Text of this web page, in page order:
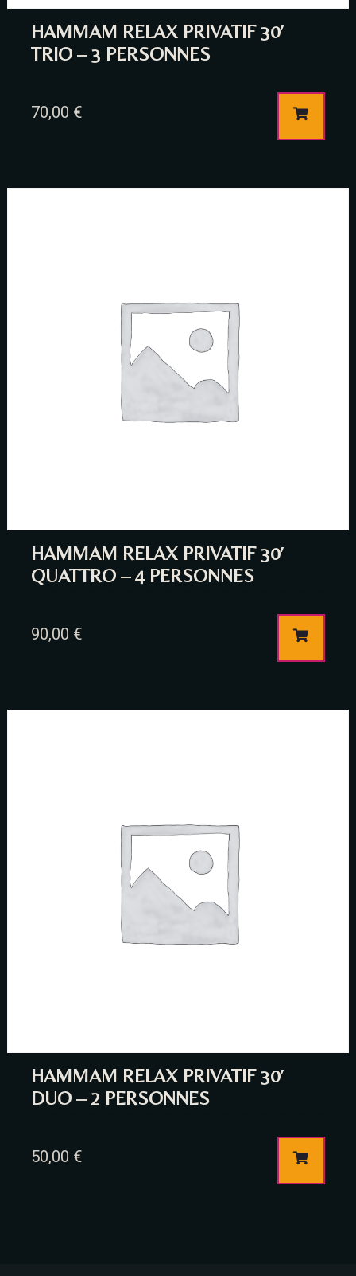
HAMMAM RELAX PRIVATIF 30′
TRIO – 3 PERSONNES
70,00 €
HAMMAM RELAX PRIVATIF 30′
QUATTRO – 4 PERSONNES
90,00 €
HAMMAM RELAX PRIVATIF 30′
DUO – 2 PERSONNES
50,00 €